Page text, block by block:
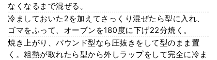
なくなるまで混ぜる。
冷ましておいた2を加えてさっくり混ぜたら型に入れ、
ゴマをふって、オーブンを180度に下げ22分焼く。
焼き上がり、パウンド型なら圧抜きをして型のまま置
く。粗熱が取れたら型から外しラップをして完全に冷ま